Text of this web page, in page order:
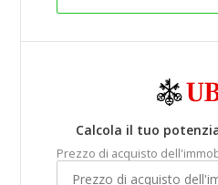
Calcola il tuo
Prezzo di acquisto